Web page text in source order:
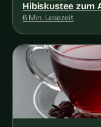
Hibiskustee zum
6 Min. Lesezeit